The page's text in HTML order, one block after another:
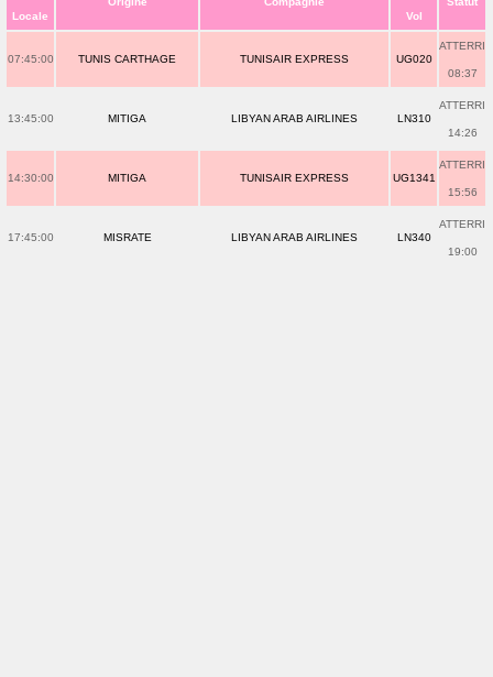
Locale Vol
07:45:00 TUNIS CARTHAGE TUNISAIR EXPRESS UG020
ATTERRI
08:37
13:45:00 MITIGA LIBYAN ARAB AIRLINES LN310
ATTERRI
14:26
14:30:00 MITIGA TUNISAIR EXPRESS UG1341
ATTERRI
15:56
17:45:00 MISRATE LIBYAN ARAB AIRLINES LN340
ATTERRI
19:00